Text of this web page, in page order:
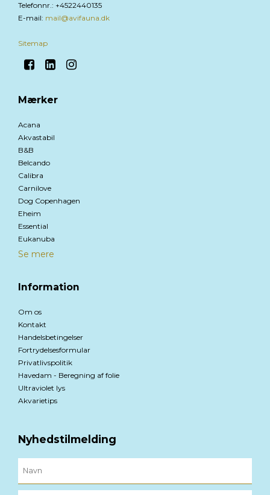
Telefonnr.: +4522440135
E-mail: mail@avifauna.dk
Sitemap
Mærker
Acana
Akvastabil
B&B
Belcando
Calibra
Carnilove
Dog Copenhagen
Eheim
Essential
Eukanuba
Se mere
Information
Om os
Kontakt
Handelsbetingelser
Fortrydelsesformular
Privatlivspolitik
Havedam - Beregning af folie
Ultraviolet lys
Akvarietips
Nyhedstilmelding